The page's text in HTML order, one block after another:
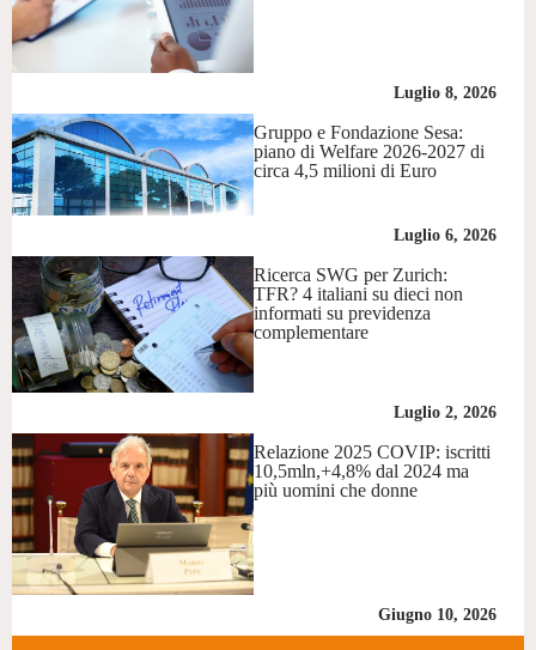
Luglio 8, 2026
Gruppo e Fondazione Sesa:
piano di Welfare 2026-2027 di
circa 4,5 milioni di Euro
Luglio 6, 2026
Ricerca SWG per Zurich:
TFR? 4 italiani su dieci non
informati su previdenza
complementare
Luglio 2, 2026
Relazione 2025 COVIP: iscritti
10,5mln,+4,8% dal 2024 ma
più uomini che donne
Giugno 10, 2026